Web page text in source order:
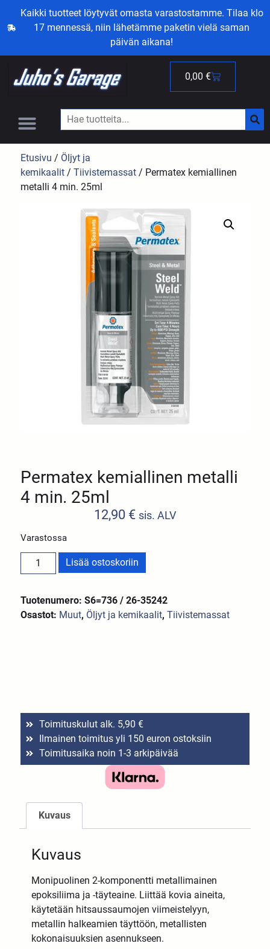
Kaikki tuotteet löytyvät omasta varastostamme. Tilaa klo
17 mennessä, niin lähetämme paketin vielä saman
päivän aikana!
0,00 €
Etusivu / Öljyt ja
kemikaalit /Tiivistemassat / Permatex kemiallinen
metalli 4 min. 25ml
Permatex kemiallinen metalli
4 min. 25ml
12,90 € sis. ALV
Varastossa
Lisää ostoskoriin
Tuotenumero: S6=736 / 26-35242
Osastot: Muut, Öljyt ja kemikaalit,Tiivistemassat
Toimituskulut alk. 5,90 €
Ilmainen toimitus yli 150 euron ostoksiin
Toimitusaika noin 1-3 arkipäivää
Kuvaus
Kuvaus
Monipuolinen 2-komponentti metallimainen
epoksiliima ja -täyteaine. Liittää kovia aineita,
käytetään hitsaussaumojen viimeistelyyn,
metallin halkeamien täyttöön, metallisten
kokonaisuuksien asennukseen.